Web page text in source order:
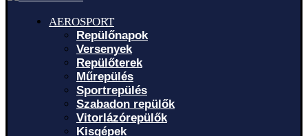
AEROSPORT
Repülőnapok
Versenyek
Repülőterek
Műrepülés
Sportrepülés
Szabadon repülők
Vitorlázórepülők
Kisgépek